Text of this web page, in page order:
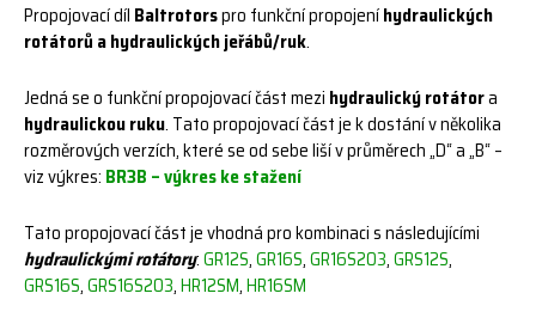
Propojovací díl Baltrotorspro funkční propojeníhydraulických
rotátorů a hydraulických jeřábů/ruk.
Jedná se o funkční propojovací část mezi hydraulický rotátora
hydraulickou ruku. Tato propojovací část je k dostání v několika
rozměrových verzích, které se od sebe liší v průměrech „D“ a „B“ –
viz výkres: BR3B – výkres ke stažení
Tato propojovací část je vhodná pro kombinaci s následujícími
hydraulickými rotátory:GR12S,GR16S,GR16S203,GRS12S,
GRS16S,GRS16S203,HR12SM,HR16SM